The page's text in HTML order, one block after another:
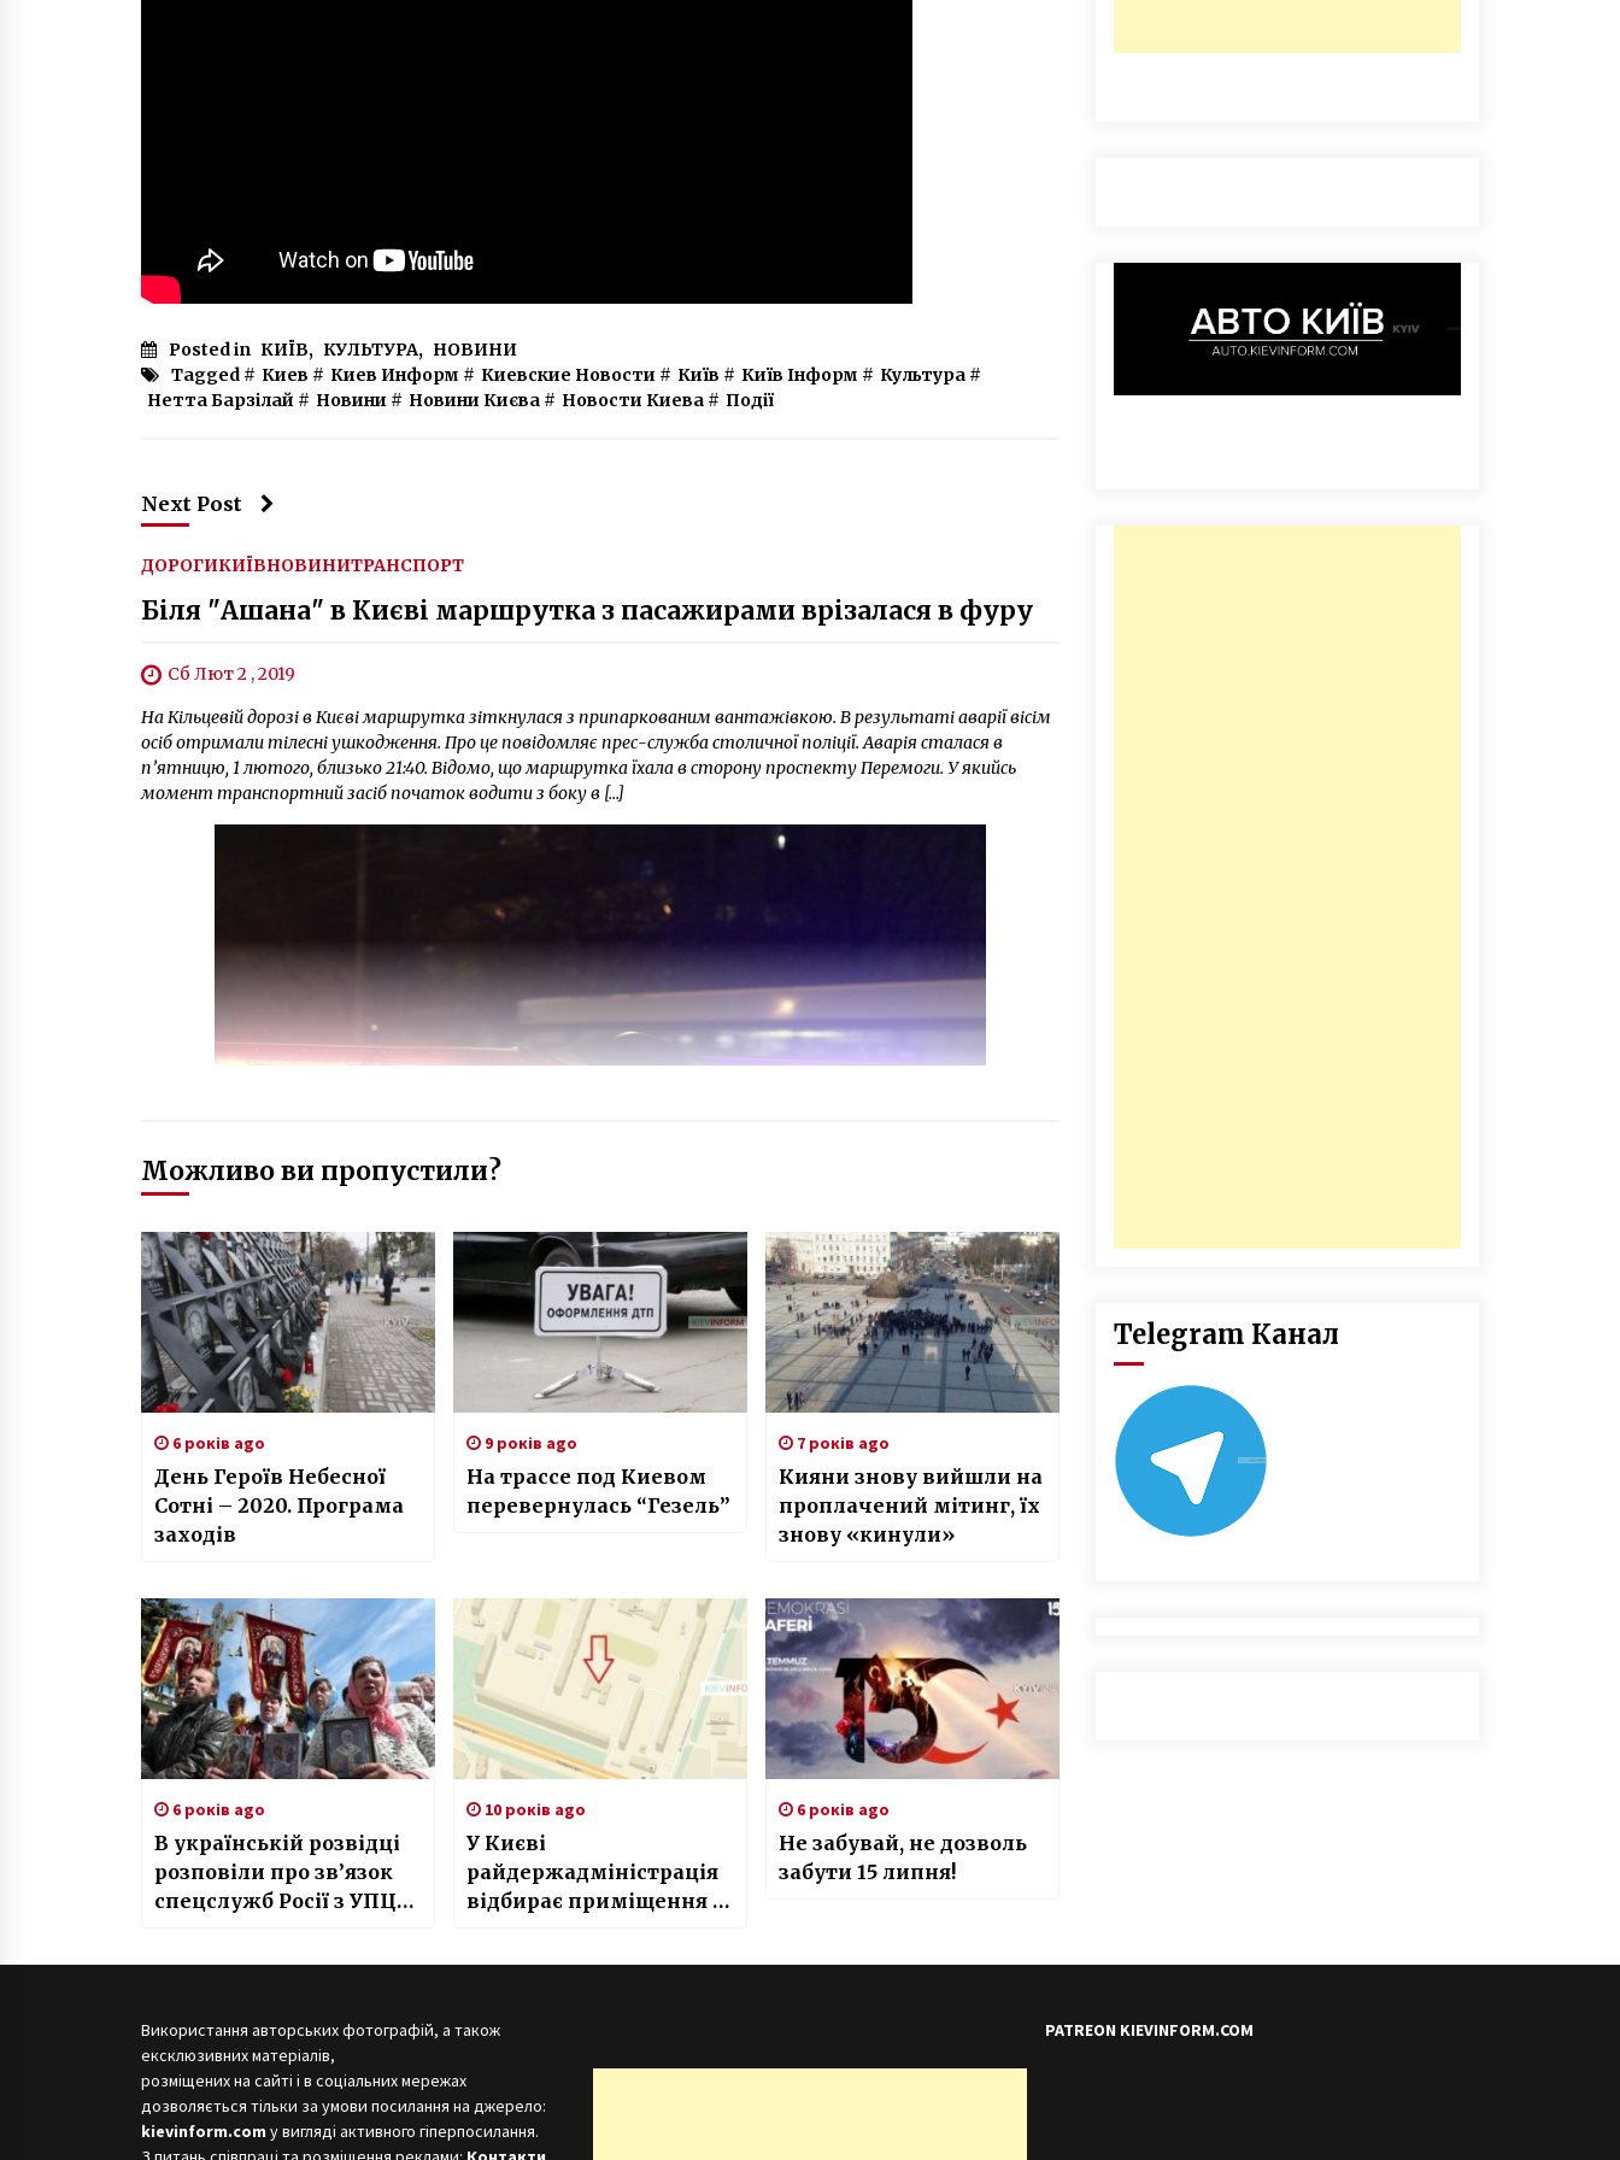
Posted in КИЇВ, КУЛЬТУРА, НОВИНИ
Tagged # Киев # Киев Информ # Киевские Новости # Київ # Київ Інформ # Культура #
Нетта Барзілай # Новини # Новини Києва # Новости Киева # Події
Next Post
ДОРОГИКИЇВНОВИНИТРАНСПОРТ
Біля "Ашана" в Києві маршрутка з пасажирами врізалася в фуру
Сб Лют 2 , 2019
На Кільцевій дорозі в Києві маршрутка зіткнулася з припаркованим вантажівкою. В результаті аварії вісім
осіб отримали тілесні ушкодження. Про це повідомляє прес-служба столичної поліції. Аварія сталася в
п’ятницю, 1 лютого, близько 21:40. Відомо, що маршрутка їхала в сторону проспекту Перемоги. У якийсь
момент транспортний засіб початок водити з боку в […]
Можливо ви пропустили?
6 років ago
День Героїв Небесної
Сотні – 2020. Програма
заходів
9 років ago
На трассе под Киевом
перевернулась “Гезель”
7 років ago
Кияни знову вийшли на
проплачений мітинг, їх
знову «кинули»
6 років ago
В українській розвідці
розповіли про зв’язок
спецслужб Росії з УПЦ
10 років ago
У Києві
райдержадміністрація
відбирає приміщення у
6 років ago
Не забувай, не дозволь
забути 15 липня!
Telegram Канал
Використання авторських фотографій, а також
ексклюзивних матеріалів,
розміщених на сайті і в соціальних мережах
дозволяється тільки за умови посилання на джерело:
kievinform.com у вигляді активного гіперпосилання.
PATREON KIEVINFORM.COM